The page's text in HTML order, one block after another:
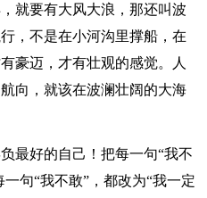
就要有大风大浪，那还叫波
，不是在小河沟里撑船，在
豪迈，才有壮观的感觉。人
向，就该在波澜壮阔的大海
最好的自己！把每一句“我不
句“我不敢”，都改为“我一定